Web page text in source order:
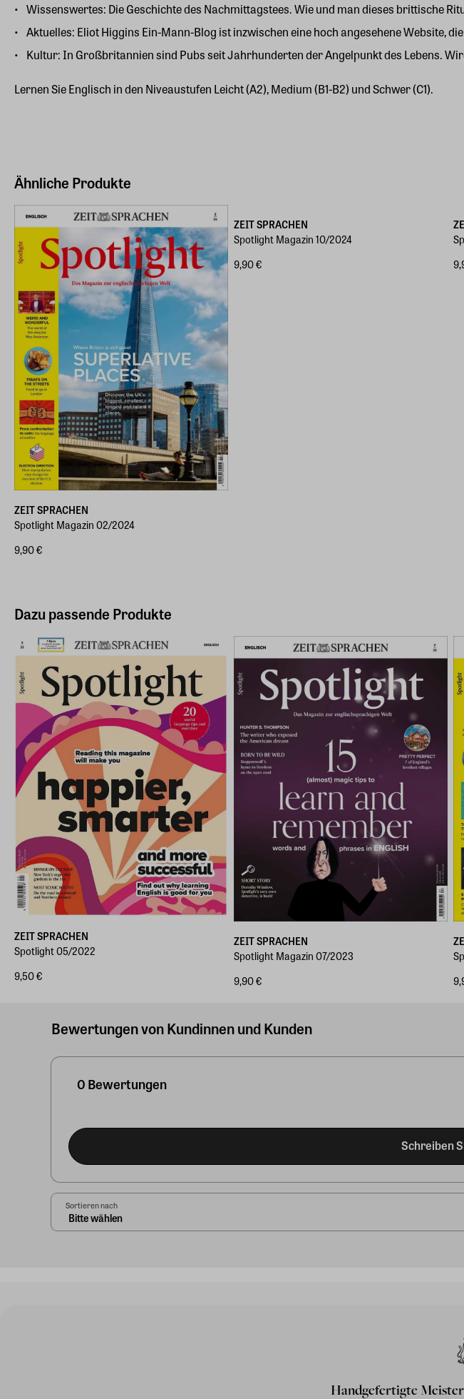
Wissenswertes: Die Geschichte des Nachmittagstees. Wie und man dieses brittische
Aktuelles: Eliot Higgins Ein-Mann-Blog ist inzwischen eine hoch angesehene Website,
Kultur: In Großbritannien sind Pubs seit Jahrhunderten der Angelpunkt des Lebens.
Lernen Sie Englisch in den Niveaustufen Leicht (A2), Medium (B1-B2) und Schwer (C1).
Ähnliche Produkte
ZEIT SPRACHEN
Spotlight Magazin 02/2024
9,90 €
ZEIT SPRACHEN
Spotlight Magazin 10/2024
9,90 €
Dazu passende Produkte
ZEIT SPRACHEN
Spotlight 05/2022
9,50 €
ZEIT SPRACHEN
Spotlight Magazin 07/2023
9,90 €
Bewertungen von Kundinnen und Kunden
0 Bewertungen
Schreiben
Sortieren nach
Handgefertigte